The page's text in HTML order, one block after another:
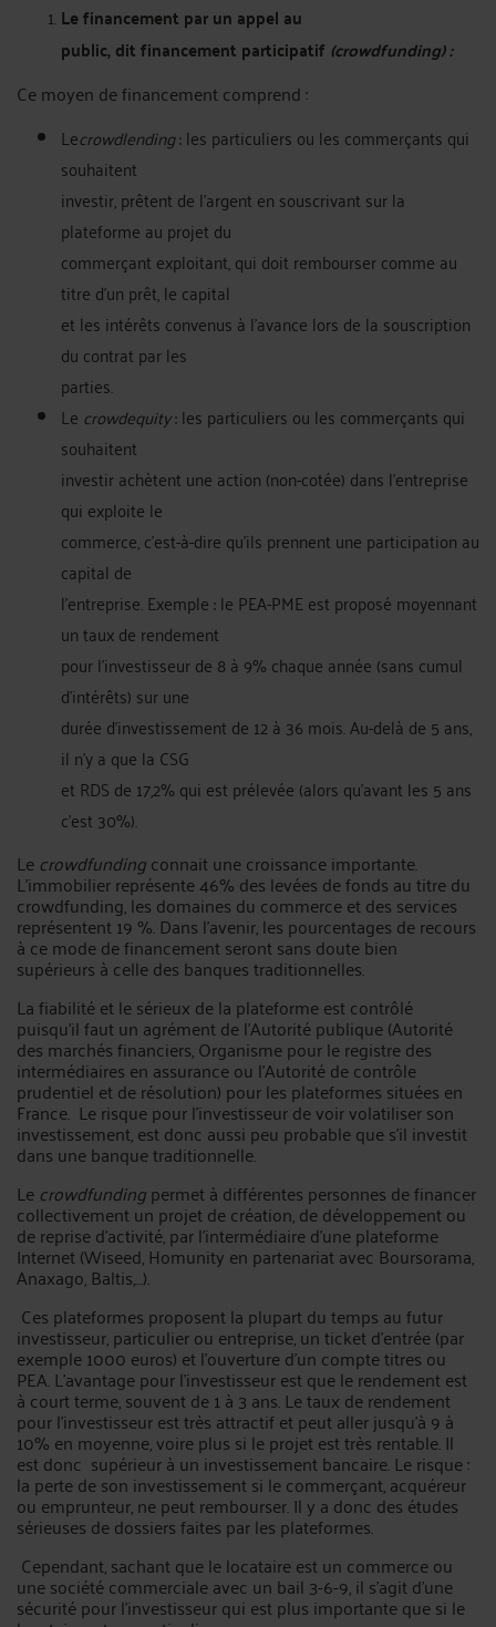
Le financement par un appel au
public, dit financement participatif (crowdfunding) :
Ce moyen de financement comprend :
Lecrowdlending: les particuliers ou les commerçants qui
souhaitent
investir, prêtent de l’argent en souscrivant sur la
plateforme au projet du
commerçant exploitant, qui doit rembourser comme au
titre d’un prêt, le capital
et les intérêts convenus à l’avance lors de la souscription
du contrat par les
parties.
Le crowdequity: les particuliers ou les commerçants qui
souhaitent
investir achètent une action (non-cotée) dans l’entreprise
qui exploite le
commerce, c’est-à-dire qu’ils prennent une participation au
capital de
l’entreprise. Exemple : le PEA-PME est proposé moyennant
un taux de rendement
pour l’investisseur de 8 à 9% chaque année (sans cumul
d’intérêts) sur une
durée d’investissement de 12 à 36 mois. Au-delà de 5 ans,
il n’y a que la CSG
et RDS de 17,2% qui est prélevée (alors qu’avant les 5 ans
c’est 30%).
Le crowdfundingconnait une croissance importante.
L’immobilier représente 46% des levées de fonds au titre du
crowdfunding, les domaines du commerce et des services
représentent 19 %. Dans l’avenir, les pourcentages de recours
à ce mode de financement seront sans doute bien
supérieurs à celle des banques traditionnelles.
La fiabilité et le sérieux de la plateforme est contrôlé
puisqu’il faut un agrément de l’Autorité publique (Autorité
des marchés financiers, Organisme pour le registre des
intermédiaires en assurance ou l’Autorité de contrôle
prudentiel et de résolution) pour les plateformes situées en
France. Le risque pour l’investisseur de voir volatiliser son
investissement, est donc aussi peu probable que s’il investit
dans une banque traditionnelle.
Le crowdfundingpermet à différentes personnes de financer
collectivement un projet de création, de développement ou
de reprise d’activité, par l’intermédiaire d’une plateforme
Internet (Wiseed, Homunity en partenariat avec Boursorama,
Anaxago, Baltis,…).
Ces plateformes proposent la plupart du temps au futur
investisseur, particulier ou entreprise, un ticket d’entrée (par
exemple 1000 euros) et l’ouverture d’un compte titres ou
PEA. L’avantage pour l’investisseur est que le rendement est
à court terme, souvent de 1 à 3 ans. Le taux de rendement
pour l’investisseur est très attractif et peut aller jusqu’à 9 à
10% en moyenne, voire plus si le projet est très rentable. Il
est donc supérieur à un investissement bancaire. Le risque :
la perte de son investissement si le commerçant, acquéreur
ou emprunteur, ne peut rembourser. Il y a donc des études
sérieuses de dossiers faites par les plateformes.
Cependant, sachant que le locataire est un commerce ou
une société commerciale avec un bail 3-6-9, il s’agit d’une
sécurité pour l’investisseur qui est plus importante que si le